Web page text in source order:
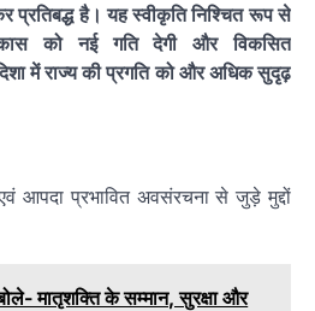
प्रतिबद्ध है। यह स्वीकृति निश्चित रूप से
को नई गति देगी और विकसित
में राज्य की प्रगति को और अधिक सुदृढ़
आपदा प्रभावित अवसंरचना से जुड़े मुद्दों
मातृशक्ति के सम्मान, सुरक्षा और